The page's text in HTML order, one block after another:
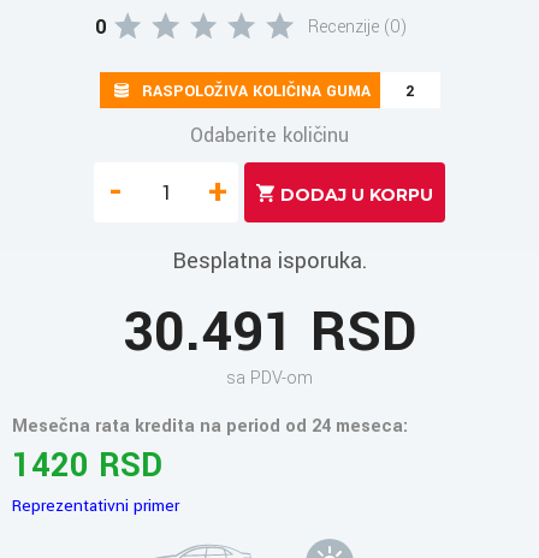
0 Recenzije (0)
RASPOLOŽIVA KOLIČINA GUMA 2
Odaberite količinu
- +
Besplatna isporuka.
30.491 RSD
sa PDV-om
Mesečna rata kredita na period od 24 meseca:
1420 RSD
Reprezentativni primer